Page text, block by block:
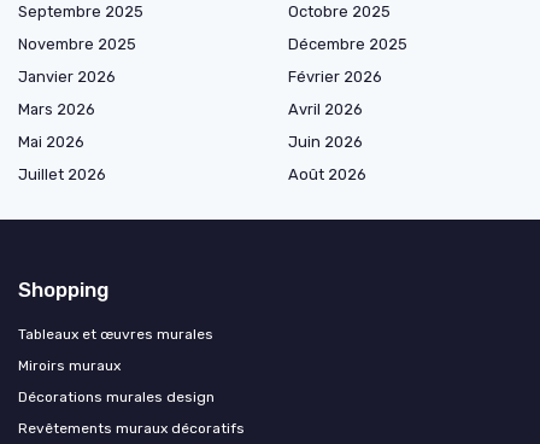
Septembre 2025
Octobre 2025
Novembre 2025
Décembre 2025
Janvier 2026
Février 2026
Mars 2026
Avril 2026
Mai 2026
Juin 2026
Juillet 2026
Août 2026
Shopping
Tableaux et œuvres murales
Miroirs muraux
Décorations murales design
Revêtements muraux décoratifs